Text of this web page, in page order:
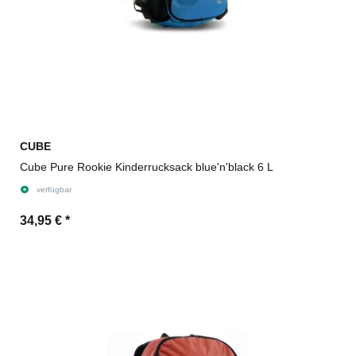
CUBE
Cube Pure Rookie Kinderrucksack blue'n'black 6 L
verfügbar
34,95 € *